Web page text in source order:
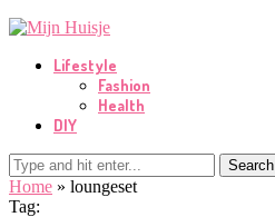
Lifestyle
Fashion
Health
DIY
Search
Home » loungeset
Tag: